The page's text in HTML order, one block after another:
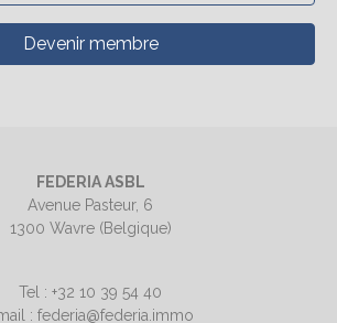
Devenir membre
FEDERIA ASBL
Avenue Pasteur, 6
1300 Wavre (Belgique)
Tel : +32 10 39 54 40
: federia@federia.immo